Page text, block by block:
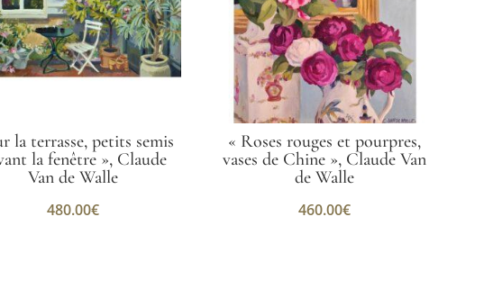
la terrasse, petits semis
la fenêtre », Claude
Van de Walle
480.00€
« Roses rouges et pourpres,
vases de Chine », Claude Van
de Walle
460.00€